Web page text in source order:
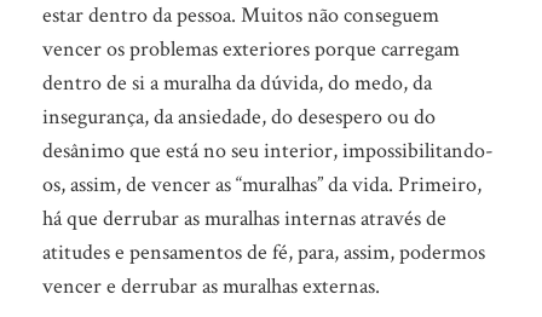
estar dentro da pessoa. Muitos não conseguem
vencer os problemas exteriores porque carregam
dentro de si a muralha da dúvida, do medo, da
insegurança, da ansiedade, do desespero ou do
desânimo que está no seu interior, impossibilitando-
os, assim, de vencer as “muralhas” da vida. Primeiro,
há que derrubar as muralhas internas através de
atitudes e pensamentos de fé, para, assim, podermos
vencer e derrubar as muralhas externas.